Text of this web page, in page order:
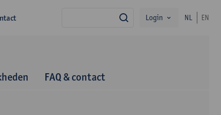
zoekLogin NL EN
FAQ & contact